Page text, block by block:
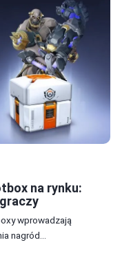
na rynku:
wprowadzają
nagród...